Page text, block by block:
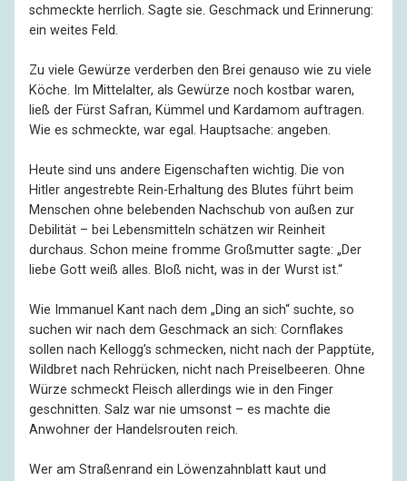
schmeckte herrlich. Sagte sie. Geschmack und Erinnerung:
ein weites Feld.
Zu viele Gewürze verderben den Brei genauso wie zu viele
Köche. Im Mittelalter, als Gewürze noch kostbar waren,
ließ der Fürst Safran, Kümmel und Kardamom auftragen.
Wie es schmeckte, war egal. Hauptsache: angeben.
Heute sind uns andere Eigenschaften wichtig. Die von
Hitler angestrebte Rein-Erhaltung des Blutes führt beim
Menschen ohne belebenden Nachschub von außen zur
Debilität – bei Lebensmitteln schätzen wir Reinheit
durchaus. Schon meine fromme Großmutter sagte: „Der
liebe Gott weiß alles. Bloß nicht, was in der Wurst ist.“
Wie Immanuel Kant nach dem „Ding an sich“ suchte, so
suchen wir nach dem Geschmack an sich: Cornflakes
sollen nach Kellogg’s schmecken, nicht nach der Papptüte,
Wildbret nach Rehrücken, nicht nach Preiselbeeren. Ohne
Würze schmeckt Fleisch allerdings wie in den Finger
geschnitten. Salz war nie umsonst – es machte die
Anwohner der Handelsrouten reich.
Wer am Straßenrand ein Löwenzahnblatt kaut und